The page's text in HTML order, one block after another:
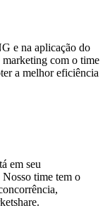
e na aplicação do
marketing com o time
a melhor eficiência
em seu
time tem o